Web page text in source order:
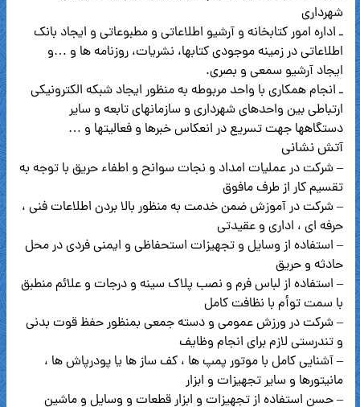
شهرداری
ـ اداره امور کتابخانه و آرشیو اطلاعاتی و مطبوعاتی و ایجاد بانک
اطلاعاتی در زمینه موجودی کتابها، نشریات، روزنامه ها و …و
ایجاد آرشیو سمعی و بصری.
ـ انجام همکاری با واحد مربوطه به منظور ایجاد شبکه الکترونیکی
ارتباطی بین واحدهای شهرداری و سازمانهای تابعه و سایر
دستگاهها جهت تسریع در انعکاس خبرها و فعالیتها و …
آتش نشانی
– شرکت در عملیات امداد و نجات سوانح و اطفاء حریق با توجه به
تقسیم کار از طرف مافوق
– شرکت در آموزش ضمن خدمت به منظور بالا بردن اطلاعات فنی ،
حرفه ای ، اداری و عقیدتی
– استفاده از وسایل و تجهیزات استحفاظی و ایمنی فردی در محل
حادثه و حریق
– استفاده از لباس فرم و نصب پلاک سینه و درجات و علائم منطبق
با سمت توأم با نظافت کامل
– شرکت در ورزش عمومی و دسته جمعی بمنظور حفظ قوت بدنی
و تندرستی لازم برای انجام وظایف
– آشنایی کامل با موتور پمپ ها ، کف ساز ها یا پودرپاش ها ،
مانیتورها و سایر تجهیزات و ابزار
– حسن استفاده از تجهیزات و ابزار قطعات و وسایل و ماشین